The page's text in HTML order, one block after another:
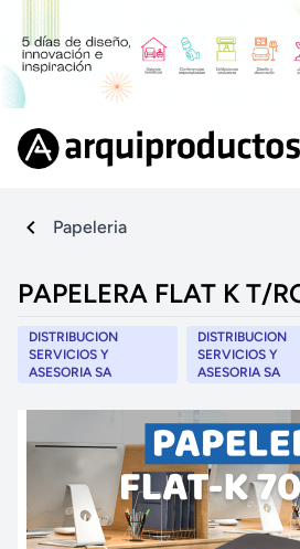
Papeleria
PAPELERA FLAT K T/
DISTRIBUCION
SERVICIOS Y
ASESORIA SA
DISTRIBUCION
SERVICIOS Y
ASESORIA SA